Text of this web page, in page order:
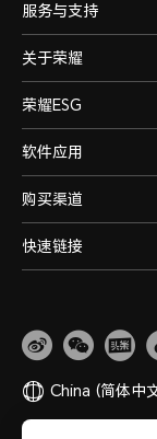
服务与支持
关于荣耀
荣耀ESG
软件应用
购买渠道
快速链接
China (简体中